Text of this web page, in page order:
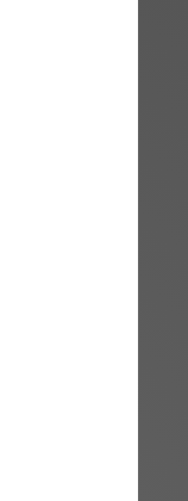
So gilt
der
,
nicht
an.